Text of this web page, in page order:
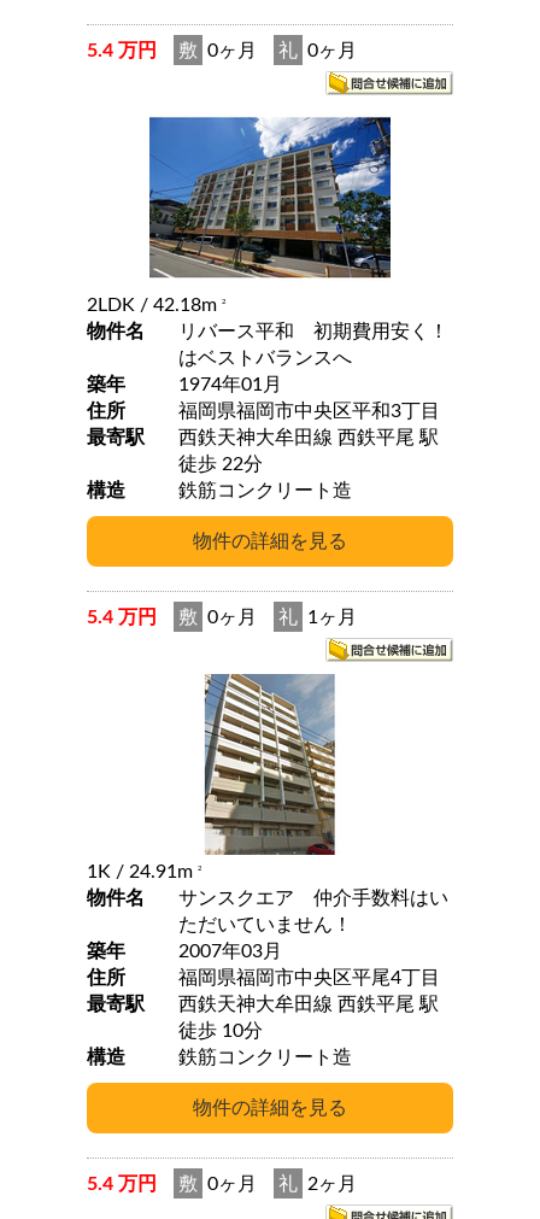
5.4 万円 敷 0ヶ月 礼 0ヶ月
2LDK / 42.18m 2
物件名
リバース平和 初期費用安く！
はベストバランスへ
築年
1974年01月
住所
福岡県福岡市中央区平和3丁目
最寄駅
西鉄天神大牟田線 西鉄平尾 駅
徒歩 22分
構造
鉄筋コンクリート造
5.4 万円 敷 0ヶ月 礼 1ヶ月
1K / 24.91m 2
物件名
サンスクエア 仲介手数料はい
ただいていません！
築年
2007年03月
住所
福岡県福岡市中央区平尾4丁目
最寄駅
西鉄天神大牟田線 西鉄平尾 駅
徒歩 10分
構造
鉄筋コンクリート造
5.4 万円 敷 0ヶ月 礼 2ヶ月